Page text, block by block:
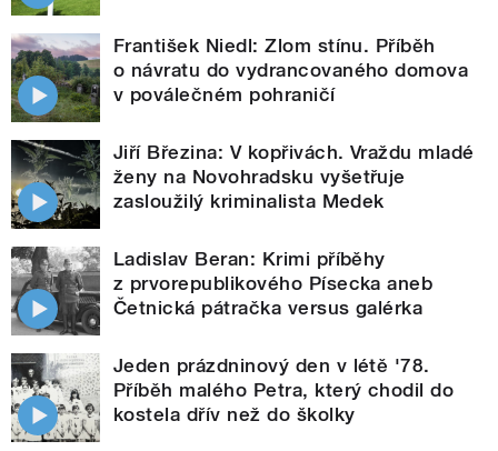
František Niedl: Zlom stínu. Příběh
o návratu do vydrancovaného domova
v poválečném pohraničí
Jiří Březina: V kopřivách. Vraždu mladé
ženy na Novohradsku vyšetřuje
zasloužilý kriminalista Medek
Ladislav Beran: Krimi příběhy
z prvorepublikového Písecka aneb
Četnická pátračka versus galérka
Jeden prázdninový den v létě '78.
Příběh malého Petra, který chodil do
kostela dřív než do školky